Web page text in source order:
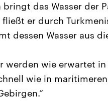
bringt das Wasser der
er durch
dessen Wasser aus
werden wie erwartet
wie in